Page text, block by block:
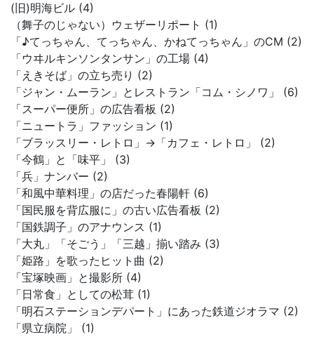
(旧)明海ビル (4)
（舞子のじゃない）ウェザーリポート (1)
「♪てっちゃん、てっちゃん、かねてっちゃん」のCM (2)
「ウヰルキンソンタンサン」の工場 (4)
「えきそば」の立ち売り (2)
「ジャン・ムーラン」とレストラン「コム・シノワ」 (6)
「スーパー便所」の広告看板 (2)
「ニュートラ」ファッション (1)
「ブラッスリー・レトロ」→「カフェ・レトロ」 (2)
「今鶴」と「味平」 (3)
「兵」ナンバー (2)
「和風中華料理」の店だった春陽軒 (6)
「国民服を背広服に」の古い広告看板 (2)
「国鉄調子」のアナウンス (1)
「大丸」「そごう」「三越」揃い踏み (3)
「姫路」を歌ったヒット曲 (2)
「宝塚映画」と撮影所 (4)
「日常食」としての松茸 (1)
「明石ステーションデパート」にあった鉄道ジオラマ (2)
「県立病院」 (1)